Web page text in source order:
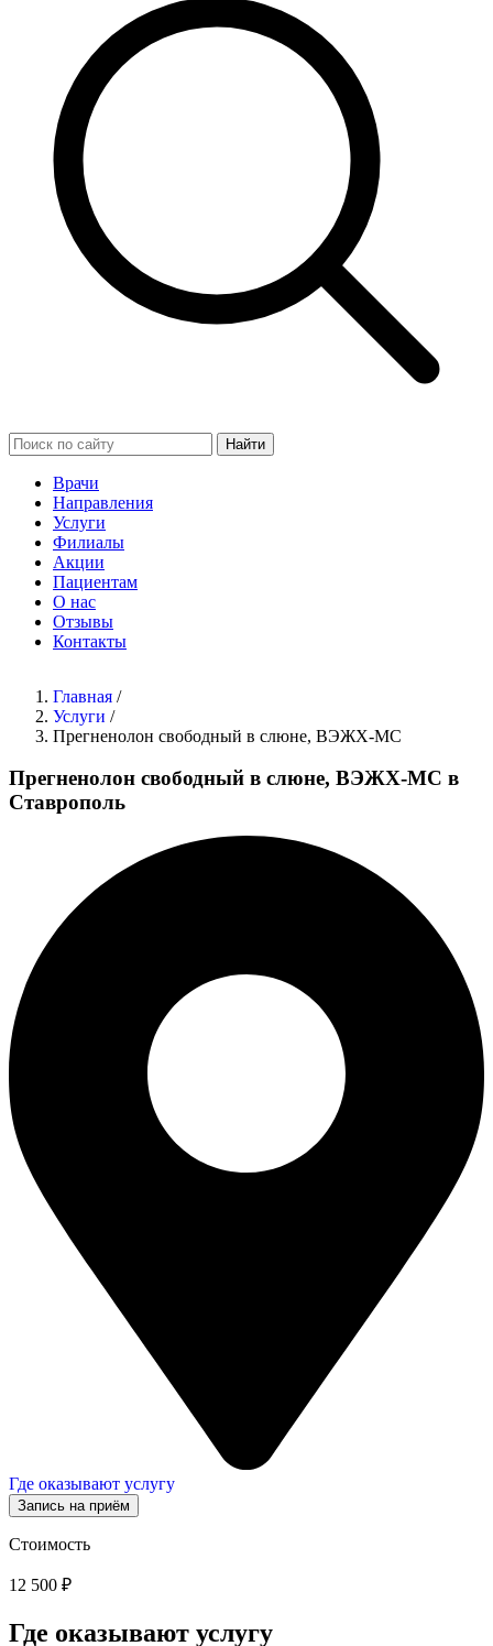
Найти
Врачи
Направления
Услуги
Филиалы
Акции
Пациентам
О нас
Отзывы
Контакты
Главная /
Услуги /
Прегненолон свободный в слюне, ВЭЖХ-МС
Прегненолон свободный в слюне, ВЭЖХ-МС в
Ставрополь
Где оказывают услугу
Запись на приём
Стоимость
12 500 ₽
Где оказывают услугу